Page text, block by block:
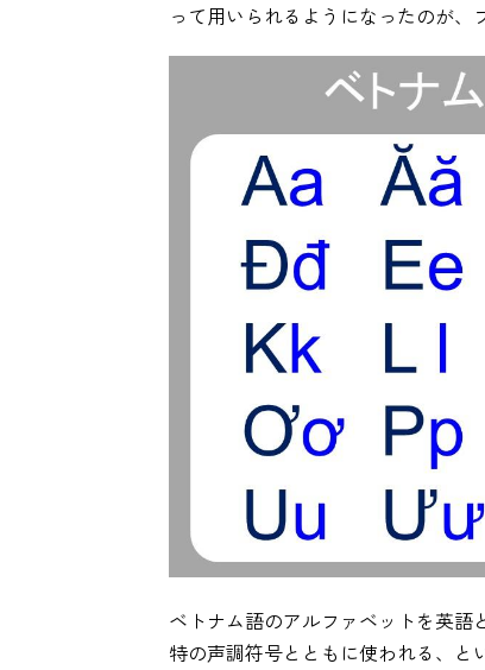
って用いられるようになったのが、
ベトナム語のアルファベットを英語
特の声調符号とともに使われる、と